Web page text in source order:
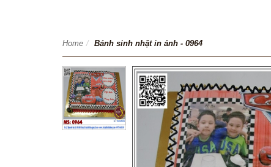
Home / Bánh sinh nhật in ảnh - 0964